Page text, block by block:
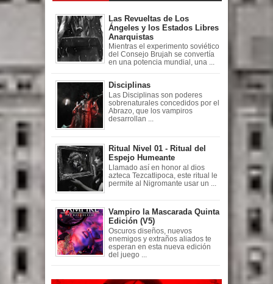
Las Revueltas de Los
Ángeles y los Estados Libres
Anarquistas
Mientras el experimento soviético
del Consejo Brujah se convertía
en una potencia mundial, una ...
Disciplinas
Las Disciplinas son poderes
sobrenaturales concedidos por el
Abrazo, que los vampiros
desarrollan ...
Ritual Nivel 01 - Ritual del
Espejo Humeante
Llamado así en honor al dios
azteca Tezcatlipoca, este ritual le
permite al Nigromante usar un ...
Vampiro la Mascarada Quinta
Edición (V5)
Oscuros diseños, nuevos
enemigos y extraños aliados te
esperan en esta nueva edición
del juego ...